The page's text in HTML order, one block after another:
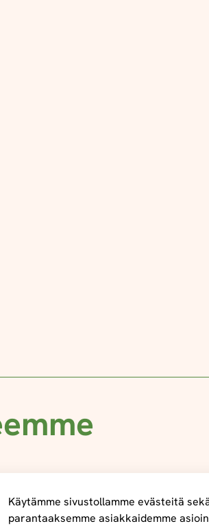
Käytämme sivustollamme evästeitä
parantaaksemme asiakkaidemme